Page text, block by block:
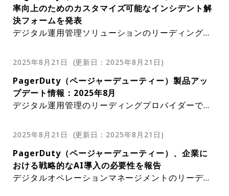
ルトランスフォーメーションを推進する中で、OAut
hのような最新の認証方式の活用はますます重要に
なっている。Pag​​erDutyはOAuthをサポートするこ
将来への備えも整えている。今回のアップデート
は、PagerDutyがデジタル運用管理ソリューション
の最前線に立ち続けるというコミットメントを明確
に示している。出典：PagerDuty
orce、Google Threat Intelligence Groupによっ
て認識されており、侵害に関する背景情報を提供し
ている。Salesloftは8月27日、サードパーティーア
Driftの顧客に対し、追加の対策を推奨した。このイ
の重要性と、絶えず進化するサイバー脅威に対する
継続的な警戒の必要性を改めて浮き彫りにしてい
る。質問や不明点の問い合わせは support@page
尽力してきた。同社の慈善活動戦略は、地域社会の
エンパワーメント、イノベーションの促進、そして
持続可能性の促進に重点を置いている。このアプロ
その周辺地域全体の発展に大きく貢献している。こ
郡、コントラコスタ郡、マリン郡、ナパ郡、サンフ
ランシスコ郡、サンマテオ郡、サンタクララ郡、ソ
ラノ郡、ソノマ郡）に拠点を置く慈善団体に寄付を
いる。出典：PagerDuty
門を受賞した。この名誉ある受賞は、ITとDevOps
プロセスを合理化し、企業の業務効率と効果を高め
る最高レベルのソフトウェアソリューションを提供
aSアワードプログラムは、各ノミネート製品の製品
ート、そしてビジネス全体への影響を包括的に評価
する厳格な評価プロセスで知られている。Pag​​erDu
tyがこの競争の激しいカテゴリーで受賞したこと
ションを容易かつ正確に管理できるようにする革新
おける同社のリーダーとしての地位を確固たるもの
にしている。The Cloud AwardsのCOOであるAnn
abelle Whittall氏は、次のように述べている。「P
率向上のためのカスタマイズ可能なインシデント解
決フォームを発表
デジタル運用管理ソリューションのリーディングプ
ィー）は、カスタマイズ可能なインシデント解決フ
ォームの導入と、解決時に必須項目を追加すること
を発表した。この新機能は現在早期アクセス中で、
企業のインシデント解決ワークフローを革新するだ
ろう。この新機能により、インシデント解決時に表
デントタイプ固有のカスタムフィールド、基本タイ
ムフィールドなど、さまざまなオプションから選択
できる。この高度なカスタマイズにより、ユーザー
は解決フォームをニーズに合わせて柔軟にカスタマ
2025年8月21日 (更新日： 2025年8月21日 )
PagerDuty（ページャーデューティー）製品アッ
プデート情報：2025年8月
デジタル運用管理のリーディングプロバイダーであ
5年8月、ユーザーエクスペリエンスの向上と運用効
率の向上を目的として複数の重要な製品アップデー
トを発表した。これらのアップデートは、ユーザー
に運用に関するより高度な制御、柔軟性、そして洞
察を提供することで、インシデントへのより効果的
2025年8月21日 (更新日： 2025年8月21日 )
PagerDuty（ページャーデューティー）、企業に
おける戦略的なAI導入の必要性を報告
デジタルオペレーションマネージメントのリーディ